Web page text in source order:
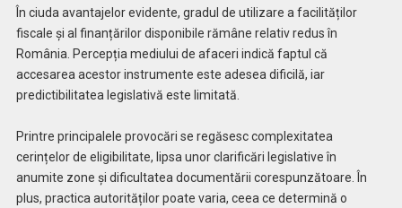
În ciuda avantajelor evidente, gradul de utilizare a facilităților
fiscale și al finanțărilor disponibile rămâne relativ redus în
România. Percepția mediului de afaceri indică faptul că
accesarea acestor instrumente este adesea dificilă, iar
predictibilitatea legislativă este limitată.
Printre principalele provocări se regăsesc complexitatea
cerințelor de eligibilitate, lipsa unor clarificări legislative în
anumite zone și dificultatea documentării corespunzătoare. În
plus, practica autorităților poate varia, ceea ce determină o